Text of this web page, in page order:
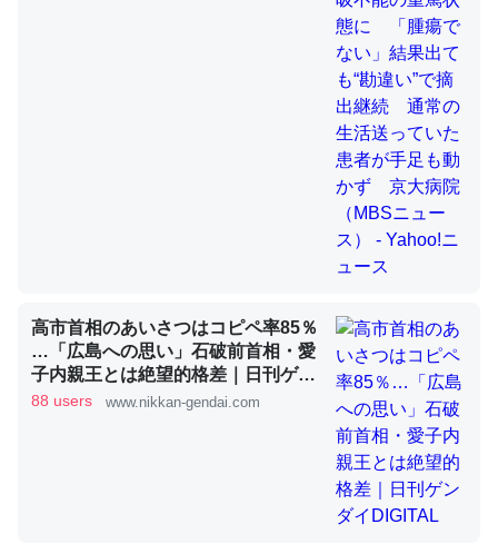
これを元に考えるとカルシウムを大量に使う脊椎動物と貝
類は苦労してるんだな…。腹足類だと殻を無くしてナメク
─ニュース :: 【研究発表】昆虫学の大問題＝「昆虫はなぜ海にいな
ウチもEchoを実家に置いて４年。でたまに覗いてる。ぼ
ちぼちRingも置こうかと画策中。あと、Googleマップで
位置情報を共有してる。電池残量や充電中かが分かるので
─たまにLINEするくらいだった遠方の父67歳と僕。ITツール導入で
高市首相のあいさつはコピペ率85％
…「広島への思い」石破前首相・愛
子内親王とは絶望的格差｜日刊ゲン
ダイDIGITAL
88 users www.nikkan-gendai.com